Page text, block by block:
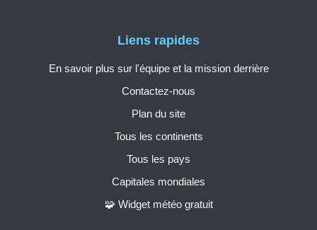
Liens rapides
En savoir plus sur l'équipe et la mission derrière
Contactez-nous
Plan du site
Tous les continents
Tous les pays
Capitales mondiales
🧩 Widget météo gratuit